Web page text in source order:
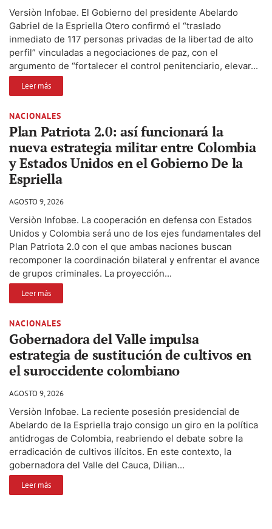
Versiòn Infobae. El Gobierno del presidente Abelardo
Gabriel de la Espriella Otero confirmó el “traslado
inmediato de 117 personas privadas de la libertad de alto
perfil” vinculadas a negociaciones de paz, con el
argumento de “fortalecer el control penitenciario, elevar...
Leer más
NACIONALES
Plan Patriota 2.0: así funcionará la
nueva estrategia militar entre Colombia
y Estados Unidos en el Gobierno De la
Espriella
AGOSTO 9, 2026
Versiòn Infobae. La cooperación en defensa con Estados
Unidos y Colombia será uno de los ejes fundamentales del
Plan Patriota 2.0 con el que ambas naciones buscan
recomponer la coordinación bilateral y enfrentar el avance
de grupos criminales. La proyección...
Leer más
NACIONALES
Gobernadora del Valle impulsa
estrategia de sustitución de cultivos en
el suroccidente colombiano
AGOSTO 9, 2026
Versiòn Infobae. La reciente posesión presidencial de
Abelardo de la Espriella trajo consigo un giro en la política
antidrogas de Colombia, reabriendo el debate sobre la
erradicación de cultivos ilícitos. En este contexto, la
gobernadora del Valle del Cauca, Dilian...
Leer más